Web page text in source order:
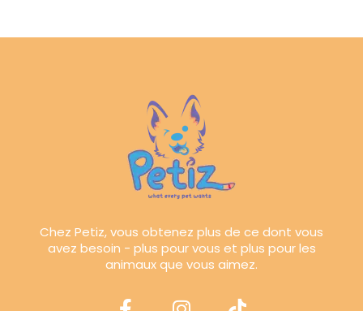
Chez Petiz, vous obtenez plus de ce dont vous
avez besoin - plus pour vous et plus pour les
animaux que vous aimez.